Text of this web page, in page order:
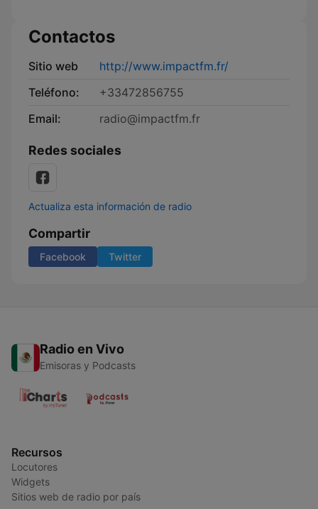
Contactos
Sitio web
http://www.impactfm.fr/
Teléfono:
+33472856755
Email:
radio@impactfm.fr
Redes sociales
Actualiza esta información de radio
Compartir
Facebook Twitter
Radio en Vivo
Emisoras y Podcasts
Recursos
Locutores
Widgets
Sitios web de radio por país